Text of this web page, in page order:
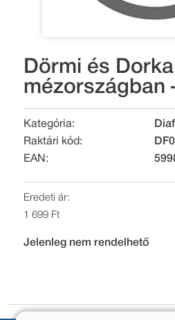
Dörmi és Dorka
mézországban
Kategória:
Raktári kód:
EAN:
Eredeti ár:
1 699 Ft
Jelenleg nem rendelhető